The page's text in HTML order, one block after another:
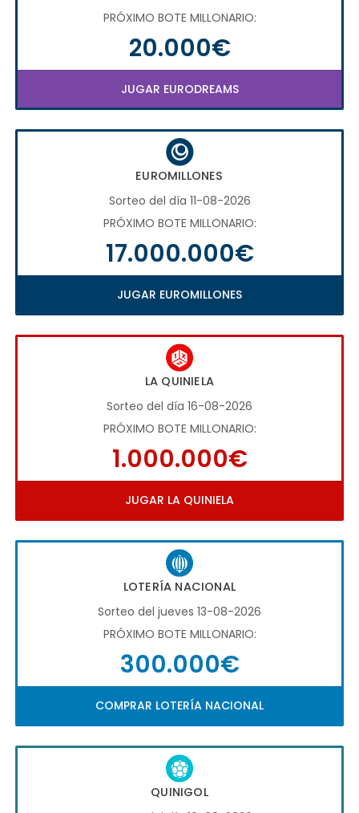
PRÓXIMO BOTE MILLONARIO:
20.000€
JUGAR EURODREAMS
EUROMILLONES
Sorteo del día 11-08-2026
PRÓXIMO BOTE MILLONARIO:
17.000.000€
JUGAR EUROMILLONES
LA QUINIELA
Sorteo del día 16-08-2026
PRÓXIMO BOTE MILLONARIO:
1.000.000€
JUGAR LA QUINIELA
LOTERÍA NACIONAL
Sorteo del jueves 13-08-2026
PRÓXIMO BOTE MILLONARIO:
300.000€
COMPRAR LOTERÍA NACIONAL
QUINIGOL